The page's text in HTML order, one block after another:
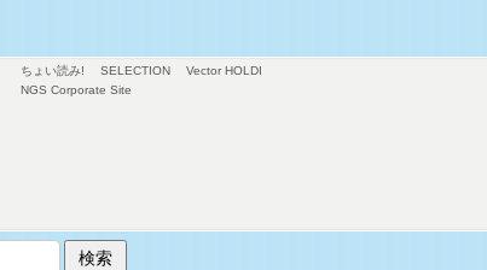
ちょい読み! SELECTION
Vector HOLDI
NGS Corporate Site